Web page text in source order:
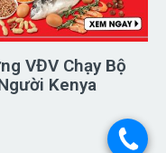
VĐV Chạy Bộ
Kenya
.